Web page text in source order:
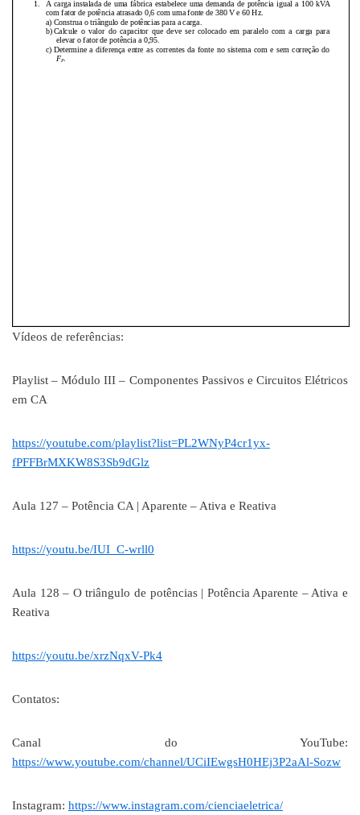
Vídeos de referências:
Playlist – Módulo III – Componentes Passivos e Circuitos Elétricos
em CA
https://youtube.com/playlist?list=PL2WNyP4cr1yx-
fPFFBrMXKW8S3Sb9dGlz
Aula 127 – Potência CA | Aparente – Ativa e Reativa
https://youtu.be/IUI_C-wrll0
Aula 128 – O triângulo de potências | Potência Aparente – Ativa e
Reativa
https://youtu.be/xrzNqxV-Pk4
Contatos:
Canal do YouTube:
https://www.youtube.com/channel/UCiIEwgsH0HEj3P2aAl-Sozw
Instagram: https://www.instagram.com/cienciaeletrica/